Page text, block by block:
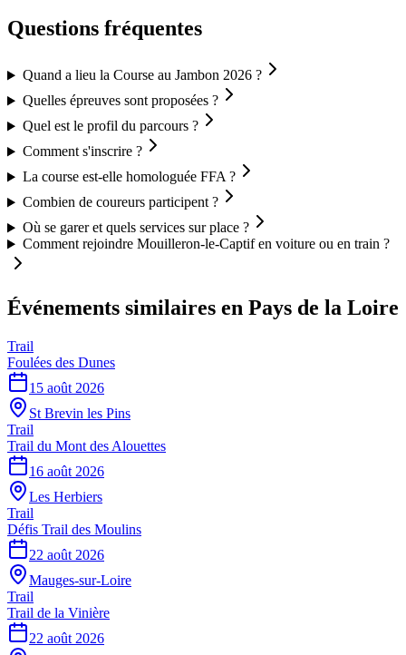
Questions fréquentes
Quand a lieu la Course au Jambon 2026 ?
Quelles épreuves sont proposées ?
Quel est le profil du parcours ?
Comment s'inscrire ?
La course est-elle homologuée FFA ?
Combien de coureurs participent ?
Où se garer et quels services sur place ?
Comment rejoindre Mouilleron-le-Captif en voiture ou en train ?
Événements similaires en Pays de la Loire
Trail
Foulées des Dunes
15 août 2026
St Brevin les Pins
Trail
Trail du Mont des Alouettes
16 août 2026
Les Herbiers
Trail
Défis Trail des Moulins
22 août 2026
Mauges-sur-Loire
Trail
Trail de la Vinière
22 août 2026